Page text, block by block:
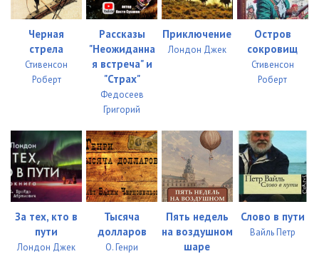
031 12:44
032 14:41
033 12:23
11:56
036 12:57
037 12:49
038 14:04
039 14:46
Черная
стрела
Стивенсон
Роберт
Рассказы
"Неожиданна
я встреча" и
"Страх"
Федосеев
Григорий
Приключение
Лондон Джек
Остров
сокровищ
Стивенсон
Роберт
За тех, кто в
пути
Лондон Джек
Тысяча
долларов
О. Генри
Пять недель
на воздушном
шаре
Слово в пути
Вайль Петр